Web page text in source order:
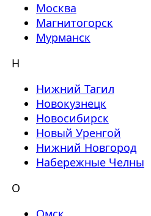
Москва
Магнитогорск
Мурманск
Н
Нижний Тагил
Новокузнецк
Новосибирск
Новый Уренгой
Нижний Новгород
Набережные Челны
О